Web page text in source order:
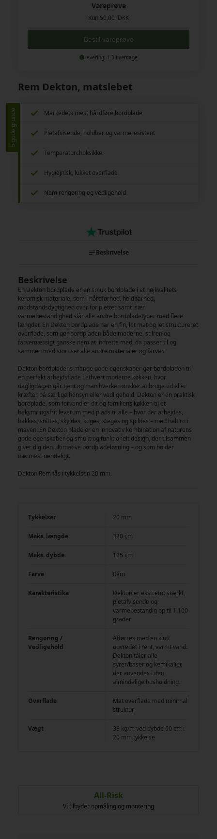
Rem Dekton, matslebet
5 gode grunde Markedets mest hårdføre bordplade
Pletafvisende, holdbar og varmeresistent
Temperaturchoksikker
Hygiejnisk, lukket overflade
Nem rengøring og vedligehold
Vareprøve
Kun 50,00 DKK
Bestil vareprøve
Levering: 1-3 hverdage
Beskrivelse
Beskrivelse
En Dekton bordplade er en smuk bordplade i et højkvalitets
keramisk materiale, som i hårdførhed, holdbarhed,
modstandsdygtighed over for pletter samt især
varmebestandighed slår alle andre bordpladetyper med flere
længder. En Dekton bordplade har en fin, let mat og let struktureret
overflade, som gør bordpladen både moderne, stilren og
farvemæssigt ganske nem at indrette med, da passer til og
sammen med stort set alle andre materialer og farver.
Dekton bordpladens mange gode egenskaber gør bordpladen til
en perfekt arbejdsflade i ethvert moderne køkken, hvor
dagligdagen går tjept og man hverken ønsker at bruge tid eller
kræfter på særlige hensyn eller vedligehold. Dekton er en praktisk
bordplade, som forvandler dit og familiens køkken til et
bekymringsfrit leverum med plads til alle – hvor der arbejdes,
hakkes, snittes, skyldes, koges, steges og spildes – med helt ro i
maven. En Dekton plade er en innovativ kombination af naturens
gode egenskaber og smukt og funktionelt design, der tilsammen
giver dig den ultimative bordpladeløsning – og som holder
nærmest uendeligt.
Dekton Rem fås i tykkelsen 20 mm.
Tykkelser 20 mm
Maks. længde 330 cm
Maks. dybde 135 cm
Farve Rem
Karakteristika
Dekton er ekstremt stærkt,
pletafvisende og
varmebestandig op til 1.100
grader.
Rengøring /
Vedligehold
Aftørres med en klud
opvredet i rent, varmt vand.
Dekton tåler alle
syrer/baser og kemikalier,
der anvendes i den
almindelige husholdning.
Overflade
Mat overflade med minimal
struktur
Vægt
38 kg/m ved dybde 60 cm i
20 mm tykkelse
Dansk kvalitet
Kun danske leverandører